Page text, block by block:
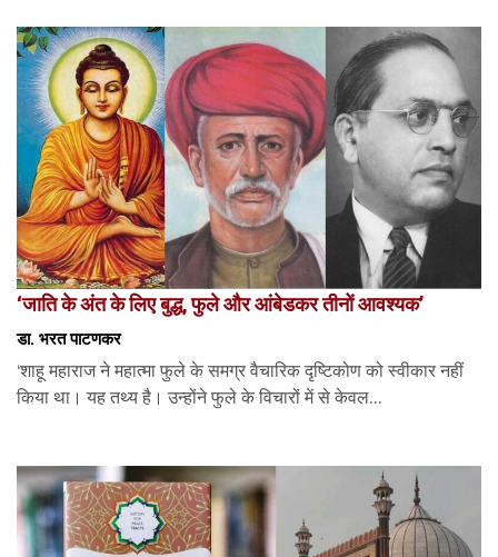
‘जाति के अंत के लिए बुद्ध, फुले और आंबेडकर तीनों आवश्यक’
डा. भरत पाटणकर
‘शाहू महाराज ने महात्मा फुले के समग्र वैचारिक दृष्टिकोण को स्वीकार नहीं
किया था। यह तथ्य है। उन्होंने फुले के विचारों में से केवल...